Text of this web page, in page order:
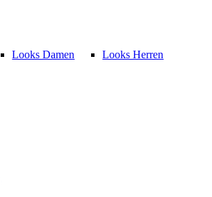
Looks Damen Looks Herren